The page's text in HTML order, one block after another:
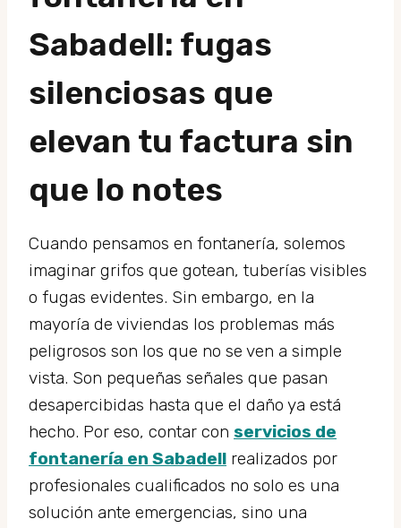
Sabadell: fugas
silenciosas que
elevan tu factura sin
que lo notes
Cuando pensamos en fontanería, solemos
imaginar grifos que gotean, tuberías visibles
o fugas evidentes. Sin embargo, en la
mayoría de viviendas los problemas más
peligrosos son los que no se ven a simple
vista. Son pequeñas señales que pasan
desapercibidas hasta que el daño ya está
hecho. Por eso, contar con servicios de
fontanería en Sabadell realizados por
profesionales cualificados no solo es una
solución ante emergencias, sino una